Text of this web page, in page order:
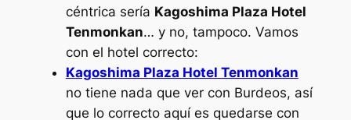
céntrica sería Kagoshima Plaza Hotel
Tenmonkan… y no, tampoco. Vamos
con el hotel correcto:
Kagoshima Plaza Hotel Tenmonkan
no tiene nada que ver con Burdeos, así
que lo correcto aquí es quedarse con